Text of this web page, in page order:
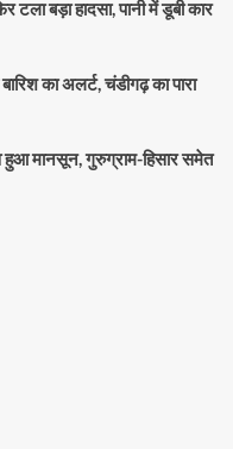
बड़ा हादसा, पानी में डूबी कार
का अलर्ट, चंडीगढ़ का पारा
मानसून, गुरुग्राम-हिसार समेत